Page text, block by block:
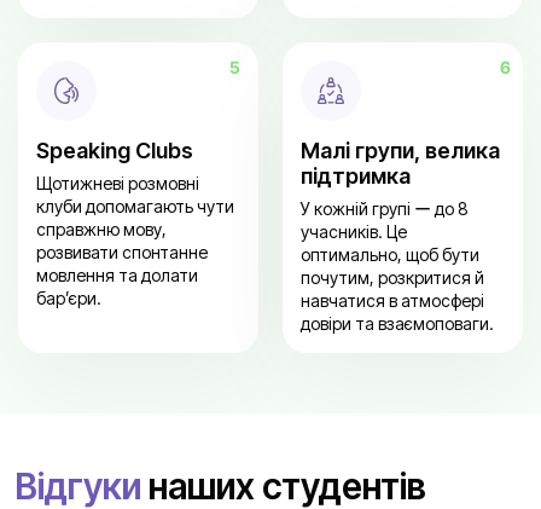
Speaking Clubs
Щотижневі розмовні
клуби допомагають чути
справжню мову,
розвивати спонтанне
мовлення та долати
бар’єри.
Малі групи, велика
підтримка
У кожній групі ー до 8
учасників. Це
оптимально, щоб бути
почутим, розкритися й
навчатися в атмосфері
довіри та взаємоповаги.
Відгуки наших студентів